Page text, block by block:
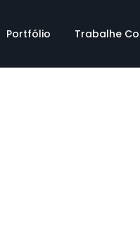
Portfólio Trabalhe